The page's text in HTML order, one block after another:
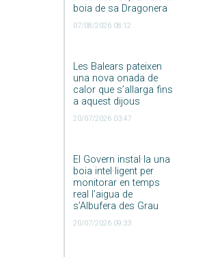
boia de sa Dragonera
07/08/2026 08:12
Les Balears pateixen
una nova onada de
calor que s’allarga fins
a aquest dijous
20/07/2026 03:47
El Govern instal·la una
boia intel·ligent per
monitorar en temps
real l’aigua de
s’Albufera des Grau
20/07/2026 09:33